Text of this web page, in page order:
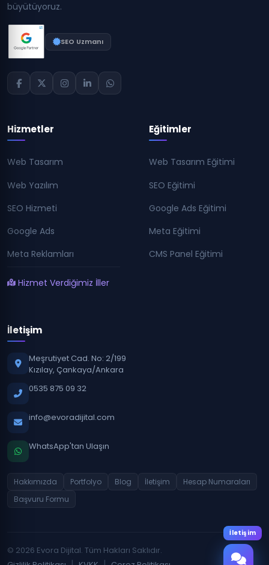
büyütüyoruz.
SEO Uzmanı
Hizmetler
Web Tasarım
Web Yazılım
SEO Hizmeti
Google Ads
Meta Reklamları
Hizmet Verdiğimiz İller
Eğitimler
Web Tasarım Eğitimi
SEO Eğitimi
Google Ads Eğitimi
Meta Eğitimi
CMS Panel Eğitimi
İletişim
Meşrutiyet Cad. No: 2/199
Kızılay, Çankaya/Ankara
0535 875 09 32
info@evoradijital.com
WhatsApp'tan Ulaşın
Hakkımızda Portfolyo Blog İletişim
Hesap Numaraları
Başvuru Formu
© 2026 Evora Dijital. Tüm Hakları Saklıdır.
İletişim